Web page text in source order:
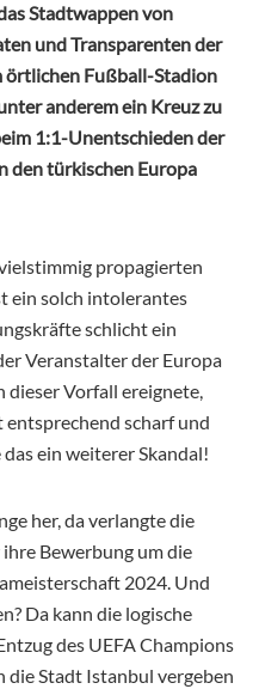
Stadtwappen von
und Transparenten der
örtlichen Fußball-Stadion
anderem ein Kreuz zu
1:1-Unentschieden der
den türkischen Europa
propagierten
ein solch intolerantes
schlicht ein
Veranstalter der Europa
dieser Vorfall ereignete,
scharf und
ein weiterer Skandal!
her, da verlangte die
Bewerbung um die
2024. Und
Da kann die logische
des UEFA Champions
die Stadt Istanbul vergeben